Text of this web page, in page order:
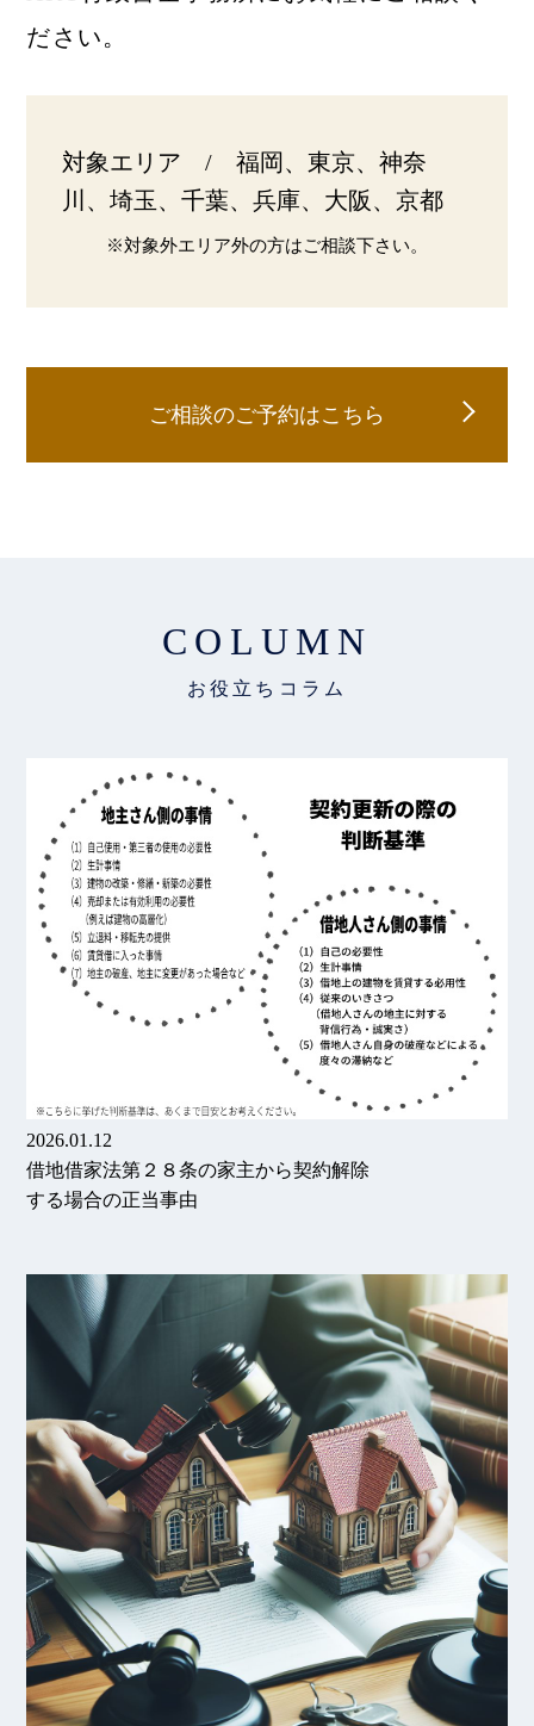
ださい。
対象エリア / 福岡、東京、神奈
川、埼玉、千葉、兵庫、大阪、京都
※対象外エリア外の方はご相談下さい。
ご相談のご予約はこちら
COLUMN
2026.01.12
借地借家法第２８条の家主から契約解除
する場合の正当事由